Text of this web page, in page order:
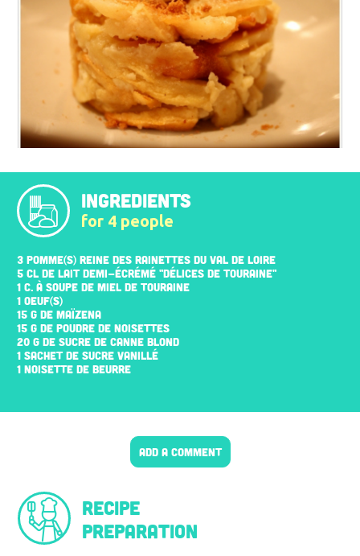
INGREDIENTS
for 4 people
3 POMME(S) REINE DES RAINETTES DU VAL DE LOIRE
5 CL DE LAIT DEMI-ÉCRÉMÉ "DÉLICES DE TOURAINE"
1 C. À SOUPE DE MIEL DE TOURAINE
1 OEUF(S)
15 G DE MAÏZENA
15 G DE POUDRE DE NOISETTES
20 G DE SUCRE DE CANNE BLOND
1 SACHET DE SUCRE VANILLÉ
1 NOISETTE DE BEURRE
ADD A COMMENT
Recipe
preparation